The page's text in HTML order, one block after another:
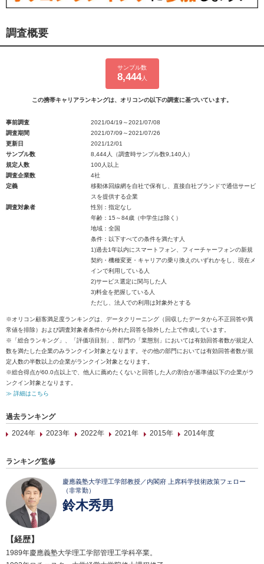
調査概要
サンプル数
8,444人
この携帯キャリアランキングは、オリコンの以下の調査に基づいています。
事前調査
2021/04/19～2021/07/08
調査期間
2021/07/09～2021/07/26
更新日
2021/12/01
サンプル数
8,444人（調査時サンプル数9,140人）
規定人数
100人以上
調査企業数
4社
定義
移動体回線網を自社で保有し、直接自社ブランドで通信サービ
スを提供する企業
調査対象者
性別：指定なし
年齢：15～84歳（中学生は除く）
地域：全国
条件：以下すべての条件を満たす人
1)過去1年以内にスマートフォン、フィーチャーフォンの新規
契約・機種変更・キャリアの乗り換えのいずれかをし、現在メ
インで利用している人
2)サービス選定に関与した人
3)料金を把握している人
ただし、法人での利用は対象外とする
※オリコン顧客満足度ランキングは、データクリーニング（回収したデータから不正回答や異
常値を排除）および調査対象者条件から外れた回答を除外した上で作成しています。
※「総合ランキング」、「評価項目別」、部門の「業態別」においては有効回答者数が規定人
数を満たした企業のみランクイン対象となります。その他の部門においては有効回答者数が規
定人数の半数以上の企業がランクイン対象となります。
※総合得点が60.0点以上で、他人に薦めたくないと回答した人の割合が基準値以下の企業がラ
ンクイン対象となります。
≫ 詳細はこちら
過去ランキング
2024年
2023年 2022年 2021年 2015年 2014年度
ランキング監修
慶應義塾大学理工学部教授／内閣府 上席科学技術政策フェロー
（非常勤）
鈴木秀男
【経歴】
1989年慶應義塾大学理工学部管理工学科卒業。